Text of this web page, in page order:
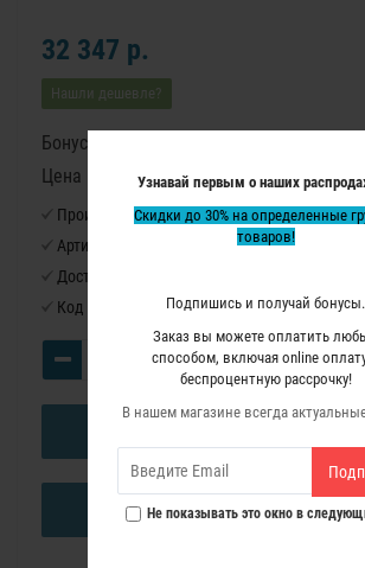
Узнавай первым о наших
Скидки до 30% на определенные
товаров!
Подпишись и получай бонусы.
Заказ вы можете оплатить
способом, включая online
беспроцентную рассрочку!
В нашем магазине всегда
Не показывать это окно в
32 347 р.
Нашли дешевле?
Бонусные баллы: 404
Цена в бонусных баллах: 26940
Производитель: Virutex
Артикул:
Доступность:
Код товара: 1745928
КУПИТЬ В ОДИН КЛИК